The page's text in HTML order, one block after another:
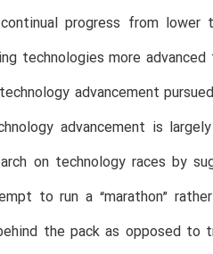
progress from
technologies more
advancement
advancement is
on technology races by
to run a “marathon”
the pack as opposed